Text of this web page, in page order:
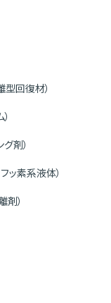
型回復材）
剤）
ッ素系液体）
）